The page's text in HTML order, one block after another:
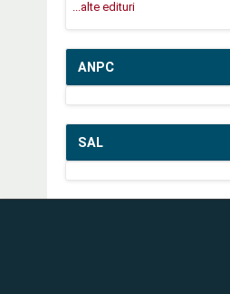
...alte edituri
ANPC
SAL